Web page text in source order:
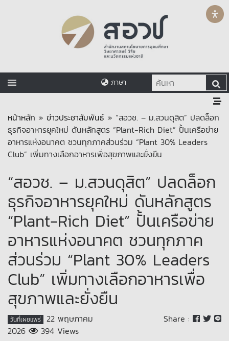
ภาษา
หน้าหลัก » ข่าวประชาสัมพันธ์ » “สอวช. – ม.สวนดุสิต” ปลดล็อก
ธุรกิจอาหารยุคใหม่ ดันหลักสูตร “Plant-Rich Diet” ปั้นเครือข่าย
อาหารแห่งอนาคต ชวนทุกภาคส่วนร่วม “Plant 30% Leaders
Club” เพิ่มทางเลือกอาหารเพื่อสุขภาพและยั่งยืน
“สอวช. – ม.สวนดุสิต” ปลดล็อก
ธุรกิจอาหารยุคใหม่ ดันหลักสูตร
“Plant-Rich Diet” ปั้นเครือข่าย
อาหารแห่งอนาคต ชวนทุกภาค
ส่วนร่วม “Plant 30% Leaders
Club” เพิ่มทางเลือกอาหารเพื่อ
สุขภาพและยั่งยืน
วันที่เผยแพร่ 22 พฤษภาคม
2026
394 Views
Share :